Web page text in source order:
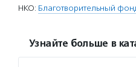
НКО: Благотворительный
Узнайте больше в